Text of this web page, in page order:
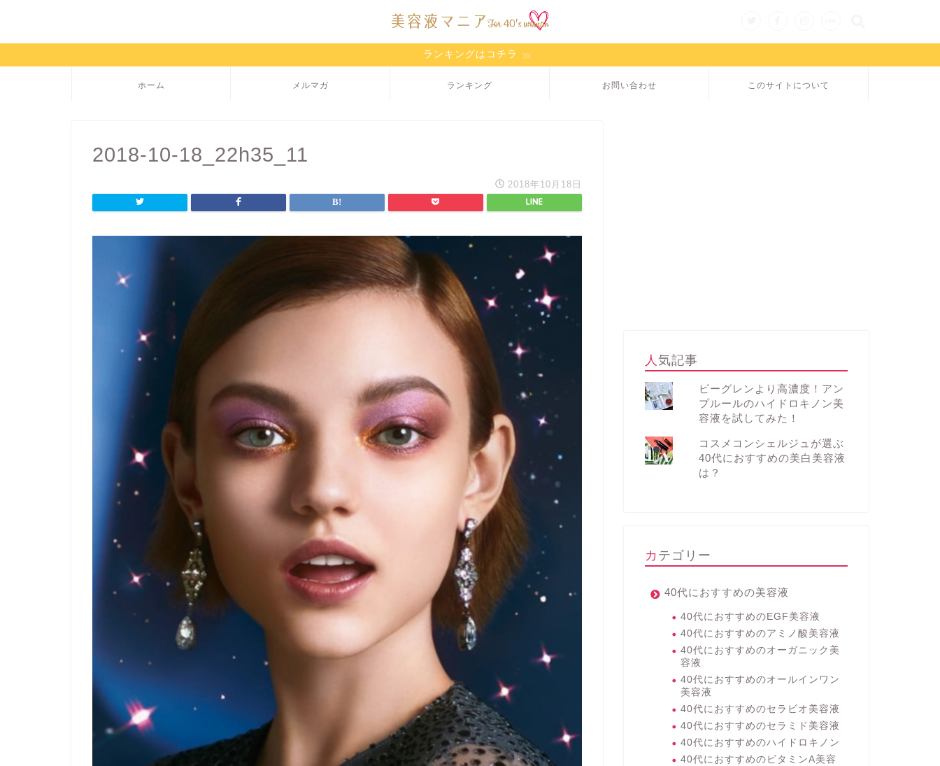
ランキングはコチラ
ホーム メルマガ ランキング お問い合わせ このサイトについて
2018-10-18_22h35_11
2018年10月18日
人気記事
ビーグレンより高濃度！アン
プルールのハイドロキノン美
容液を試してみた！
コスメコンシェルジュが選ぶ
40代におすすめの美白美容液
は？
カテゴリー
40代におすすめの美容液
40代におすすめのEGF美容液
40代におすすめのアミノ酸美容液
40代におすすめのオーガニック美
容液
40代におすすめのオールインワン
美容液
40代におすすめのセラビオ美容液
40代におすすめのセラミド美容液
40代におすすめのハイドロキノン
40代におすすめのビタミンA美容